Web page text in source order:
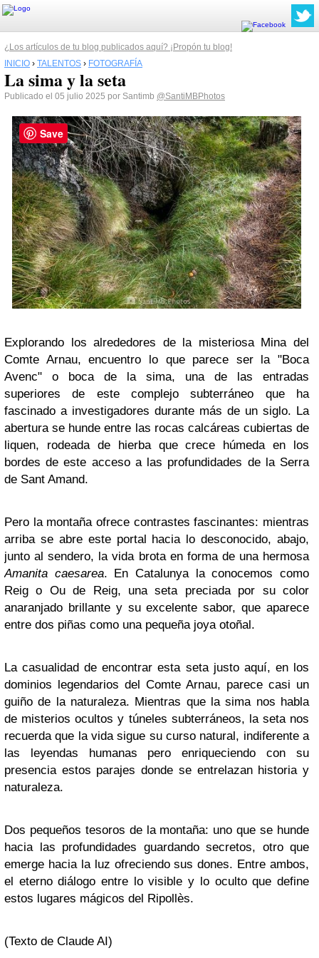
¿Los artículos de tu blog publicados aquí? ¡Propón tu blog!
INICIO › TALENTOS › FOTOGRAFÍA
La sima y la seta
Publicado el 05 julio 2025 por Santimb @SantiMBPhotos
Explorando los alrededores de la misteriosa Mina del
Comte Arnau, encuentro lo que parece ser la "Boca
Avenc" o boca de la sima, una de las entradas
superiores de este complejo subterráneo que ha
fascinado a investigadores durante más de un siglo. La
abertura se hunde entre las rocas calcáreas cubiertas de
liquen, rodeada de hierba que crece húmeda en los
bordes de este acceso a las profundidades de la Serra
de Sant Amand.
Pero la montaña ofrece contrastes fascinantes: mientras
arriba se abre este portal hacia lo desconocido, abajo,
junto al sendero, la vida brota en forma de una hermosa
Amanita caesarea. En Catalunya la conocemos como
Reig o Ou de Reig, una seta preciada por su color
anaranjado brillante y su excelente sabor, que aparece
entre dos piñas como una pequeña joya otoñal.
La casualidad de encontrar esta seta justo aquí, en los
dominios legendarios del Comte Arnau, parece casi un
guiño de la naturaleza. Mientras que la sima nos habla
de misterios ocultos y túneles subterráneos, la seta nos
recuerda que la vida sigue su curso natural, indiferente a
las leyendas humanas pero enriqueciendo con su
presencia estos parajes donde se entrelazan historia y
naturaleza.
Dos pequeños tesoros de la montaña: uno que se hunde
hacia las profundidades guardando secretos, otro que
emerge hacia la luz ofreciendo sus dones. Entre ambos,
el eterno diálogo entre lo visible y lo oculto que define
estos lugares mágicos del Ripollès.
(Texto de Claude AI)
Save